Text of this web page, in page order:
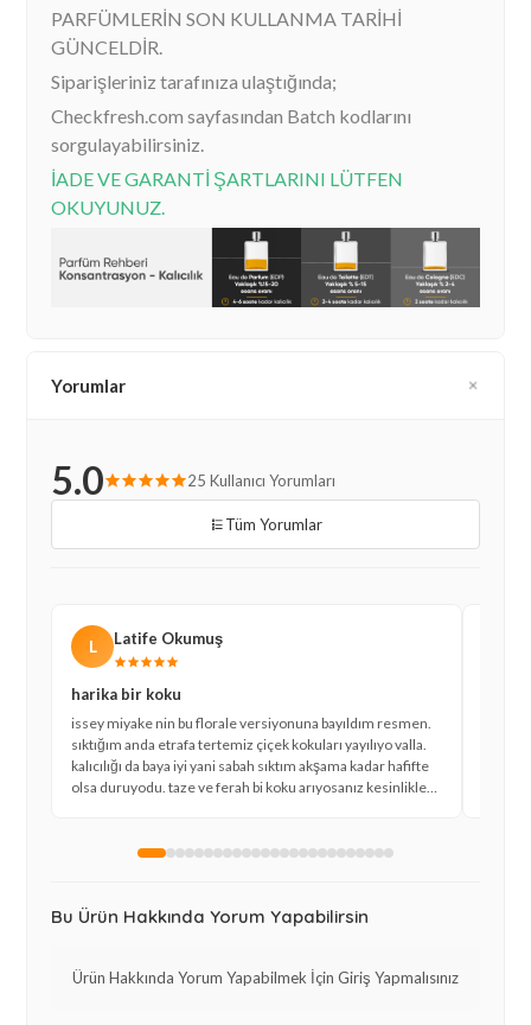
PARFÜMLERİN SON KULLANMA TARİHİ
GÜNCELDİR.
Siparişleriniz tarafınıza ulaştığında;
Checkfresh.com sayfasından Batch kodlarını
sorgulayabilirsiniz.
İADE VE GARANTİ ŞARTLARINI LÜTFEN
OKUYUNUZ.
Yorumlar
5.0 25 Kullanıcı Yorumları
Tüm Yorumlar
L Latife Okumuş
harika bir koku
issey miyake nin bu florale versiyonuna bayıldım resmen.
sıktığım anda etrafa tertemiz çiçek kokuları yayılıyo valla.
kalıcılığı da baya iyi yani sabah sıktım akşama kadar hafifte
olsa duruyodu. taze ve ferah bi koku arıyosanız kesinlikle
Bu Ürün Hakkında Yorum Yapabilirsin
Ürün Hakkında Yorum Yapabilmek İçin Giriş Yapmalısınız